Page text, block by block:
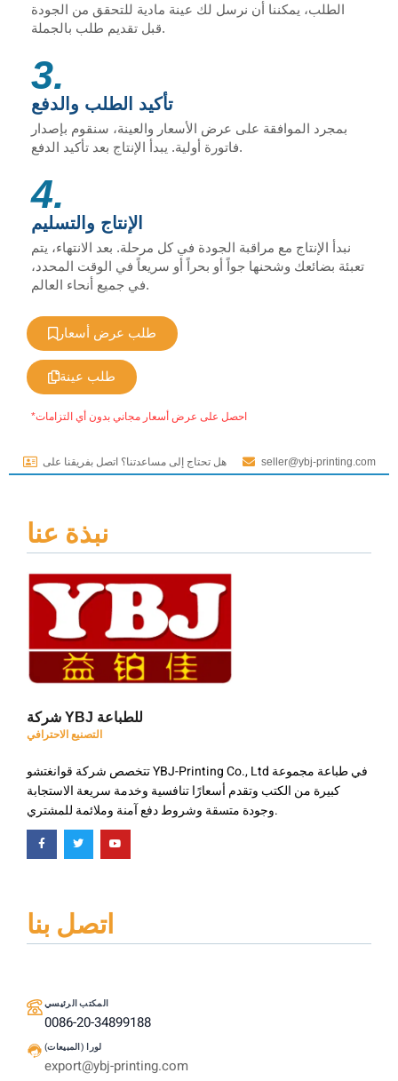
الطلب، يمكننا أن نرسل لك عينة مادية للتحقق من الجودة
قبل تقديم طلب بالجملة.
3.
تأكيد الطلب والدفع
بمجرد الموافقة على عرض الأسعار والعينة، سنقوم بإصدار
فاتورة أولية. يبدأ الإنتاج بعد تأكيد الدفع.
4.
الإنتاج والتسليم
نبدأ الإنتاج مع مراقبة الجودة في كل مرحلة. بعد الانتهاء، يتم
تعبئة بضائعك وشحنها جواً أو بحراً أو سريعاً في الوقت المحدد،
في جميع أنحاء العالم.
طلب عرض أسعار
طلب عينة
*احصل على عرض أسعار مجاني بدون أي التزامات
هل تحتاج إلى مساعدتنا؟ اتصل بفريقنا على seller@ybj-printing.com
نبذة عنا
شركة YBJ للطباعة
التصنيع الاحترافي
تتخصص شركة قوانغتشو YBJ-Printing Co., Ltd في طباعة مجموعة
كبيرة من الكتب وتقدم أسعارًا تنافسية وخدمة سريعة الاستجابة
وجودة متسقة وشروط دفع آمنة وملائمة للمشتري.
اتصل بنا
المكتب الرئيسي
0086-20-34899188
لورا (المبيعات)
export@ybj-printing.com